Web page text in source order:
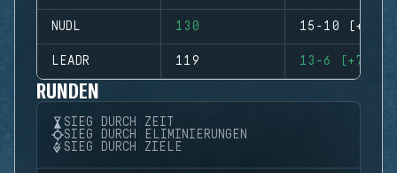
NUDL 130 15-10 (+5)
LEADR 119 13-6 (+7)
RUNDEN
SIEG DURCH ZEIT
SIEG DURCH ELIMINIERUNGEN
SIEG DURCH ZIELE